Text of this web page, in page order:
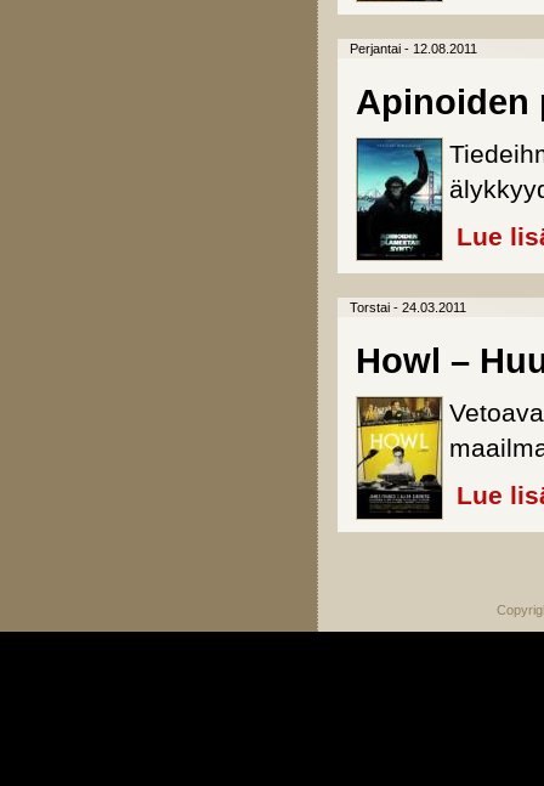
Perjantai - 12.08.2011
Apinoiden
Lue
Torstai - 24.03.2011
Howl –
Lue